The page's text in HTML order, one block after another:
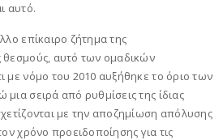
αυτό.
επίκαιρο ζήτημα της
θεσμούς, αυτό των ομαδικών
με νόμο του 2010 αυξήθηκε το όριο των
σειρά από ρυθμίσεις της ίδιας
με την αποζημίωση απόλυσης
χρόνο προειδοποίησης για τις